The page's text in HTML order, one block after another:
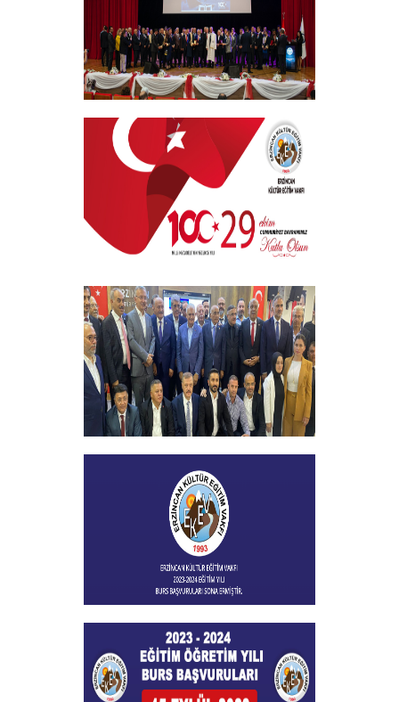
+
EKEV “Akademik Bilim, Sanat ve Spor
Ödülleri” Töreni Yapıldı
+
29 EKİM CUMHURİYET BAYRAMI
+
Vakfımızın 2023-2024 Yılı Burs
Toplantısı Yapıldı
+
Burs Başvuları Sona Ermiştir
+